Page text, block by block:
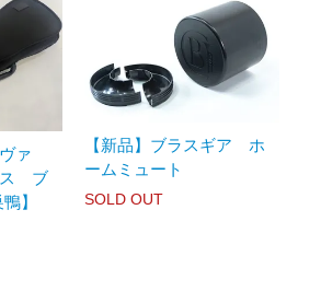
ァ
ス ブ
】
【新品】ブラスギア ホ
ームミュート
SOLD OUT